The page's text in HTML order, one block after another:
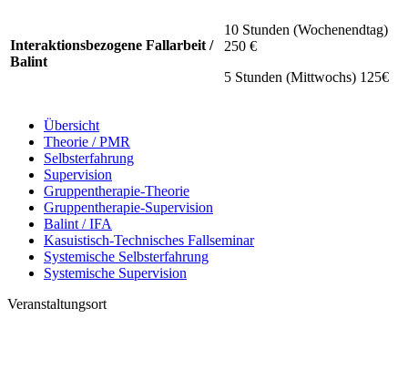
Interaktionsbezogene Fallarbeit /
Balint
10 Stunden (Wochenendtag)
250 €
5 Stunden (Mittwochs) 125€
Übersicht
Theorie / PMR
Selbsterfahrung
Supervision
Gruppentherapie-Theorie
Gruppentherapie-Supervision
Balint / IFA
Kasuistisch-Technisches Fallseminar
Systemische Selbsterfahrung
Systemische Supervision
Veranstaltungsort